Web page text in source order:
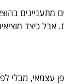
אבל כיצד
מבלי